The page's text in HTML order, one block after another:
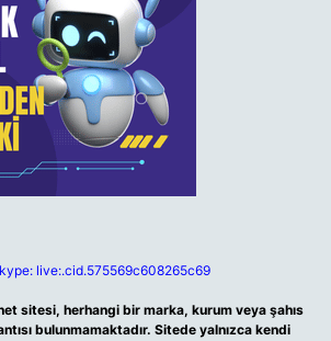
live:.cid.575569c608265c69
sitesi, herhangi bir marka, kurum veya şahıs
bulunmamaktadır. Sitede yalnızca kendi